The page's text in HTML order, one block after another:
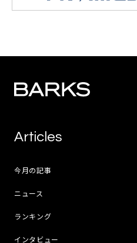
Articles
今月の記事
ニュース
ランキング
インタビュー